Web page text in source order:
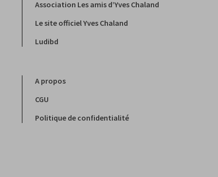
Association Les amis d’Yves Chaland
Le site officiel Yves Chaland
Ludibd
A propos
CGU
Politique de confidentialité